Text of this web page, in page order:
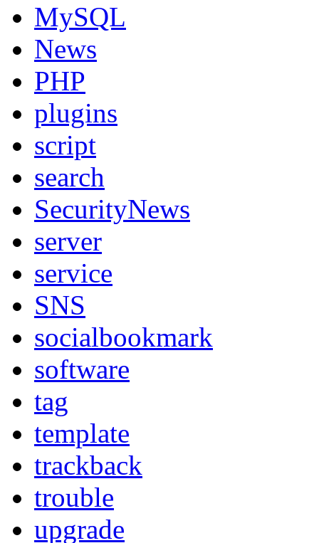
MySQL
News
PHP
plugins
script
search
SecurityNews
server
service
SNS
socialbookmark
software
tag
template
trackback
trouble
upgrade